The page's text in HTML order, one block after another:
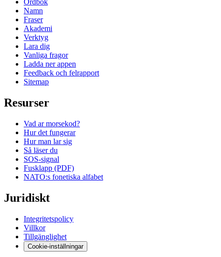
Ordbok
Namn
Fraser
Akademi
Verktyg
Lara dig
Vanliga fragor
Ladda ner appen
Feedback och felrapport
Sitemap
Resurser
Vad ar morsekod?
Hur det fungerar
Hur man lar sig
Så läser du
SOS-signal
Fusklapp (PDF)
NATO:s fonetiska alfabet
Juridiskt
Integritetspolicy
Villkor
Tillgänglighet
Cookie-inställningar